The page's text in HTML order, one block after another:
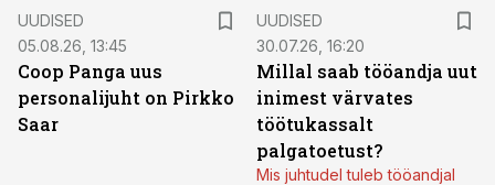
UUDISED
05.08.26, 13:45
Coop Panga uus
personalijuht on Pirkko
Saar
UUDISED
30.07.26, 16:20
Millal saab tööandja uut
inimest värvates
töötukassalt
palgatoetust?
Mis juhtudel tuleb tööandjal